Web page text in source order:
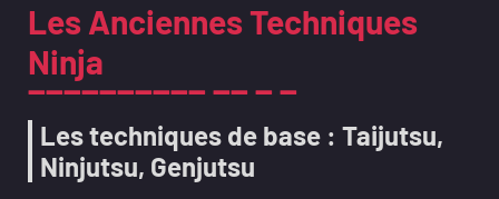
Les Anciennes Techniques
Ninja
Les techniques de base : Taijutsu,
Ninjutsu, Genjutsu